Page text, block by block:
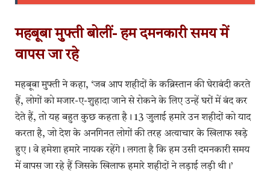
महबूबा मुफ्ती बोलीं- हम दमनकारी समय में
वापस जा रहे
महबूबा मुफ्ती ने कहा, ‘जब आप शहीदों के कब्रिस्तान की घेराबंदी करते
हैं, लोगों को मजार-ए-शुहादा जाने से रोकने के लिए उन्हें घरों में बंद कर
देते हैं, तो यह बहुत कुछ कहता है। 13 जुलाई हमारे उन शहीदों को याद
करता है, जो देश के अनगिनत लोगों की तरह अत्याचार के खिलाफ खड़े
हुए। वे हमेशा हमारे नायक रहेंगे। लगता है कि हम उसी दमनकारी समय
में वापस जा रहे हैं जिसके खिलाफ हमारे शहीदों ने लड़ाई लड़ी थी।’